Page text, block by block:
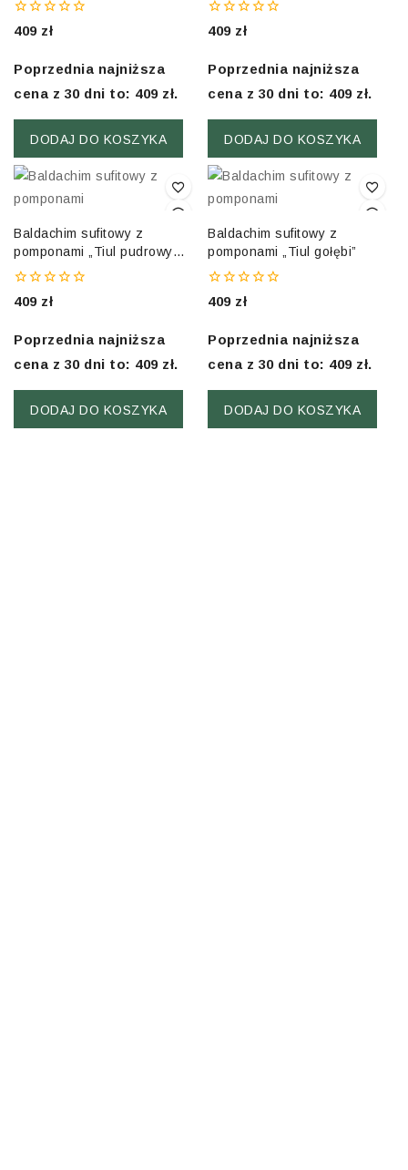
0
5
409 zł
Poprzednia najniższa
cena z 30 dni to: 409 zł.
DODAJ DO KOSZYKA
0
5
409 zł
Poprzednia najniższa
cena z 30 dni to: 409 zł.
DODAJ DO KOSZYKA
Baldachim sufitowy z
pomponami „Tiul pudrowy
róż”
0
out
5
409 zł
Poprzednia najniższa
cena z 30 dni to: 409 zł.
DODAJ DO KOSZYKA
Baldachim sufitowy z
pomponami „Tiul gołębi”
0
out
5
409 zł
Poprzednia najniższa
cena z 30 dni to: 409 zł.
DODAJ DO KOSZYKA